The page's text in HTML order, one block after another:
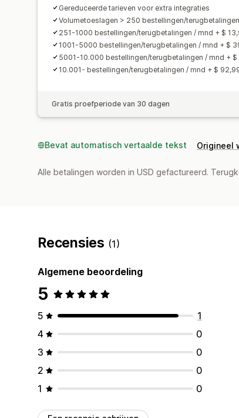
Gereduceerde tarieven voor extra integraties
Volumetoeslagen > 250 bestellingen/
251-1000 bestellingen/terugbetalingen / mnd + $
1001-5000 bestellingen/terugbetalingen / mnd + $
5001-10.000 bestellingen/terugbetalingen / mnd +
10.001- bestellingen/terugbetalingen / mnd + $
Gratis proefperiode van 30 dagen
Bevat automatisch vertaalde tekst Origineel
Alle betalingen worden in USD gefactureerd.
Recensies (1)
Algemene beoordeling
5
5
1
4
0
3
0
2
0
1
0